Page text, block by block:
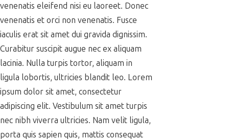
venenatis eleifend nisi eu laoreet. Donec
venenatis et orci non venenatis. Fusce
iaculis erat sit amet dui gravida dignissim.
Curabitur suscipit augue nec ex aliquam
lacinia. Nulla turpis tortor, aliquam in
ligula lobortis, ultricies blandit leo. Lorem
ipsum dolor sit amet, consectetur
adipiscing elit. Vestibulum sit amet turpis
nec nibh viverra ultricies. Nam velit ligula,
porta quis sapien quis, mattis consequat